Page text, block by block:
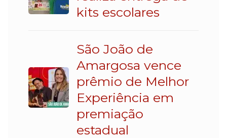
kits escolares
São João de
Amargosa vence
prêmio de Melhor
Experiência em
premiação
estadual